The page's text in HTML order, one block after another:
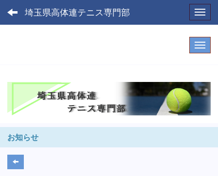
埼玉県高体連テニス専門部
お知らせ